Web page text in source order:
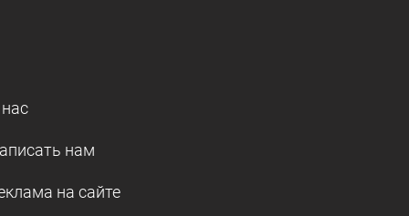
нам
на сайте